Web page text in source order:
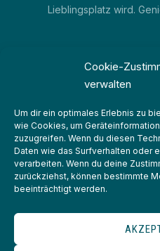
Cookie-
verwalten
Um dir ein optimales Erlebnis zu
wie Cookies, um
zuzugreifen. Wenn du diesen
Daten wie das Surfverhalten oder
verarbeiten. Wenn du deine
zurückziehst, können bestimmte
beeinträchtigt werden.
Lieblingsplatz wird.